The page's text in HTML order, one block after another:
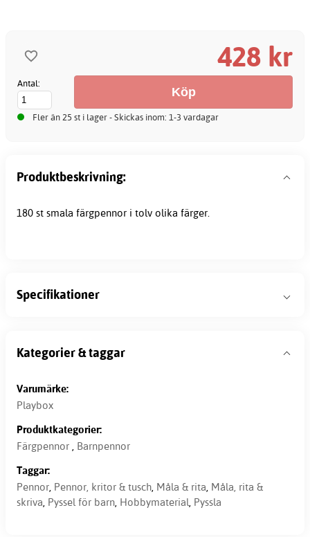
428 kr
Antal:
Fler än 25 st i lager - Skickas inom: 1-3 vardagar
Produktbeskrivning:
180 st smala färgpennor i tolv olika färger.
Specifikationer
Kategorier & taggar
Varumärke:
Playbox
Produktkategorier:
Färgpennor , Barnpennor
Taggar:
Pennor, Pennor, kritor & tusch, Måla & rita, Måla, rita &
skriva, Pyssel för barn, Hobbymaterial, Pyssla